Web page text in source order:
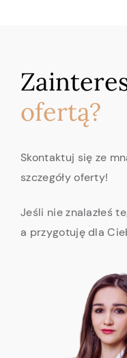
ofertą?
Skontaktuj się ze
szczegóły oferty!
Jeśli nie znalazłeś
a przygotuję dla